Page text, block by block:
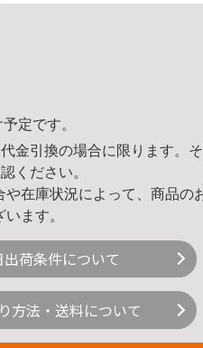
定です。
金引換の場合に限ります。
ください。
在庫状況によって、商品の
ます。
出荷条件について
方法・送料について